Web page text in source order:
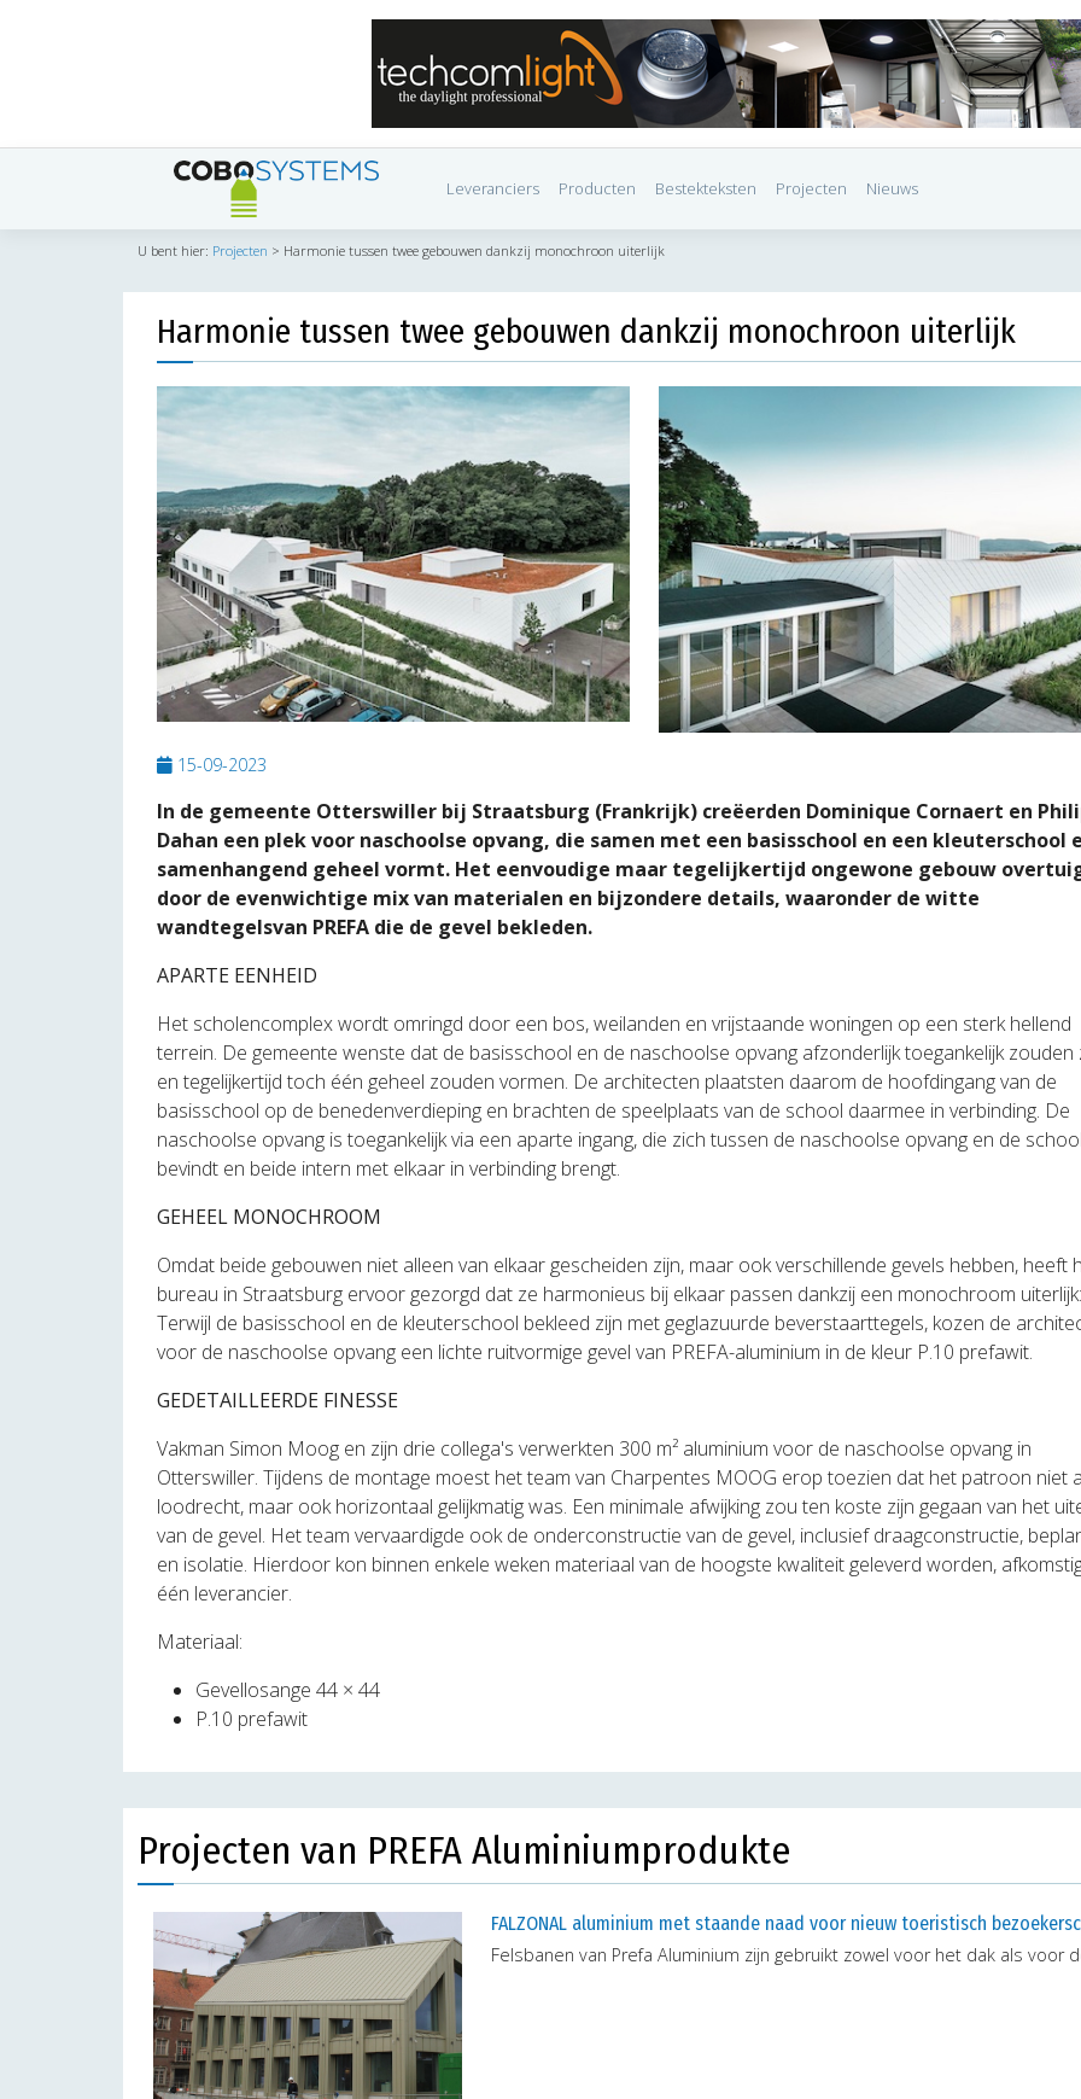
Leveranciers Producten Bestekteksten Projecten Nieuws
U bent hier: Projecten > Harmonie tussen twee gebouwen dankzij monochroon uiterlijk
Harmonie tussen twee gebouwen dankzij monochroon uiterlijk
15-09-2023
In de gemeente Otterswiller bij Straatsburg (Frankrijk) creëerden Dominique Cornaert en
Dahan een plek voor naschoolse opvang, die samen met een basisschool en een kleuterschool
samenhangend geheel vormt. Het eenvoudige maar tegelijkertijd ongewone gebouw
door de evenwichtige mix van materialen en bijzondere details, waaronder de witte
wandtegelsvan PREFA die de gevel bekleden.
APARTE EENHEID
Het scholencomplex wordt omringd door een bos, weilanden en vrijstaande woningen op een sterk hellend
terrein. De gemeente wenste dat de basisschool en de naschoolse opvang afzonderlijk toegankelijk zouden
en tegelijkertijd toch één geheel zouden vormen. De architecten plaatsten daarom de hoofdingang van de
basisschool op de benedenverdieping en brachten de speelplaats van de school daarmee in verbinding. De
naschoolse opvang is toegankelijk via een aparte ingang, die zich tussen de naschoolse opvang en de school
bevindt en beide intern met elkaar in verbinding brengt.
GEHEEL MONOCHROOM
Omdat beide gebouwen niet alleen van elkaar gescheiden zijn, maar ook verschillende gevels hebben, heeft
bureau in Straatsburg ervoor gezorgd dat ze harmonieus bij elkaar passen dankzij een monochroom uiterlijk:
Terwijl de basisschool en de kleuterschool bekleed zijn met geglazuurde beverstaarttegels, kozen de
voor de naschoolse opvang een lichte ruitvormige gevel van PREFA-aluminium in de kleur P.10 prefawit.
GEDETAILLEERDE FINESSE
Vakman Simon Moog en zijn drie collega's verwerkten 300 m² aluminium voor de naschoolse opvang in
Otterswiller. Tijdens de montage moest het team van Charpentes MOOG erop toezien dat het patroon niet
loodrecht, maar ook horizontaal gelijkmatig was. Een minimale afwijking zou ten koste zijn gegaan van het
van de gevel. Het team vervaardigde ook de onderconstructie van de gevel, inclusief draagconstructie,
en isolatie. Hierdoor kon binnen enkele weken materiaal van de hoogste kwaliteit geleverd worden,
één leverancier.
Materiaal:
Gevellosange 44 × 44
P.10 prefawit
Projecten van PREFA Aluminiumprodukte
FALZONAL aluminium met staande naad voor nieuw toeristisch
Felsbanen van Prefa Aluminium zijn gebruikt zowel voor het dak als voor